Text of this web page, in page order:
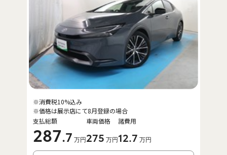
支払総額
287.7 万円
車両価格
275 万円
諸費用
12.7 万円
※消費税10%込み
※価格は展示店にて8月登録の場合